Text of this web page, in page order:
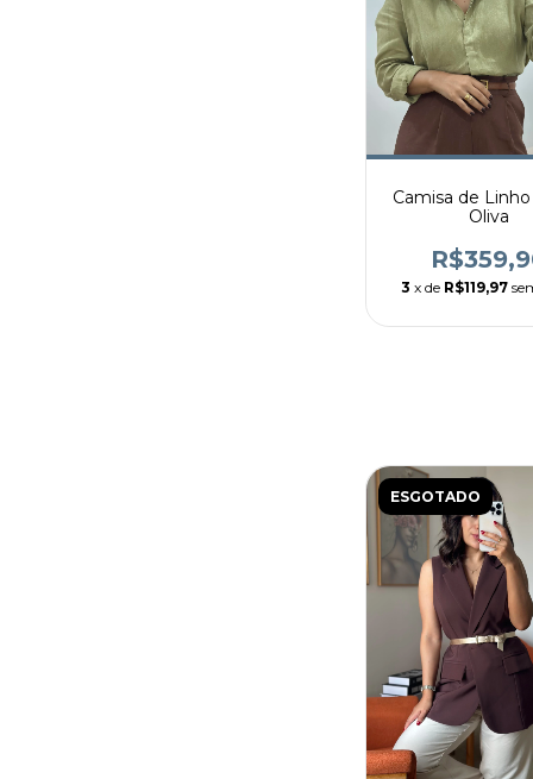
Camisa de
Oliva
3 x de R$119,97
ESGOTADO